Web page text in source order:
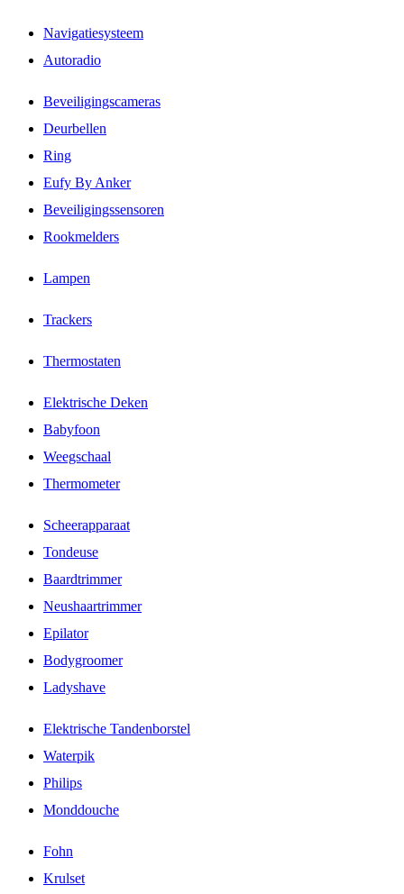
Navigatiesysteem
Autoradio
Beveiligingscameras
Deurbellen
Ring
Eufy By Anker
Beveiligingssensoren
Rookmelders
Lampen
Trackers
Thermostaten
Elektrische Deken
Babyfoon
Weegschaal
Thermometer
Scheerapparaat
Tondeuse
Baardtrimmer
Neushaartrimmer
Epilator
Bodygroomer
Ladyshave
Elektrische Tandenborstel
Waterpik
Philips
Monddouche
Fohn
Krulset